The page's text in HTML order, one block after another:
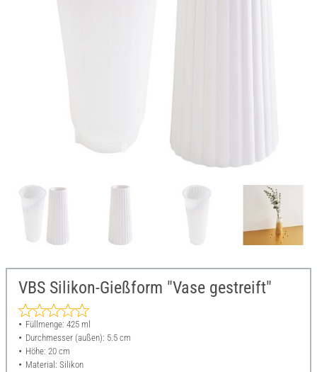
VBS Silikon-Gießform "Vase gestreift"
Füllmenge: 425 ml
Durchmesser (außen): 5.5 cm
Höhe: 20 cm
Material: Silikon